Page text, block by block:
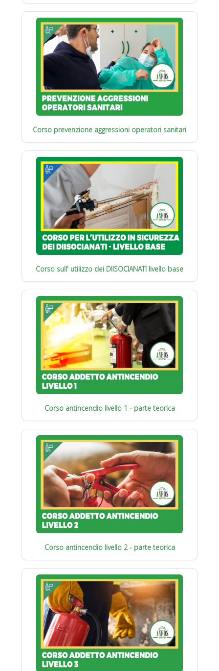
Corso prevenzione aggressioni operatori sanitari
Corso sull' utilizzo dei DIISOCIANATI livello base
Corso antincendio livello 1 - parte teorica
Corso antincendio livello 2 - parte teorica